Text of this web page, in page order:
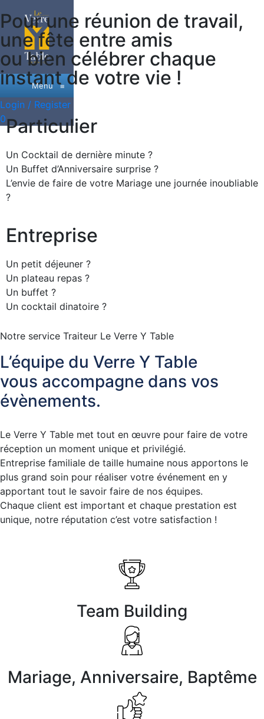
Menu≡
Login / Register
0
Pour une réunion de travail,
une fête entre amis
ou bien célébrer chaque
instant de votre vie !
Particulier
Un Cocktail de dernière minute ?
Un Buffet d’Anniversaire surprise ?
L’envie de faire de votre Mariage une journée inoubliable
?
Entreprise
Un petit déjeuner ?
Un plateau repas ?
Un buffet ?
Un cocktail dinatoire ?
Notre service Traiteur Le Verre Y Table
L’équipe du Verre Y Table
vous accompagne dans vos
évènements.
Le Verre Y Table met tout en œuvre pour faire de votre
réception un moment unique et privilégié.
Entreprise familiale de taille humaine nous apportons le
plus grand soin pour réaliser votre événement en y
apportant tout le savoir faire de nos équipes.
Chaque client est important et chaque prestation est
unique, notre réputation c’est votre satisfaction !
Team Building
Mariage, Anniversaire, Baptême